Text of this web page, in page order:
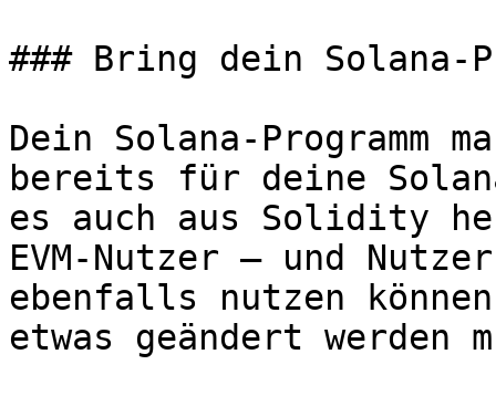
### Bring dein Solana-
Dein Solana-Programm
bereits für deine
es auch aus Solidity
EVM-Nutzer — und
ebenfalls nutzen
etwas geändert werden